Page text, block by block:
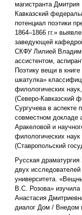
магистранта
Кавказский
потенциал поэтики
1864–1866 гг.»
заведующей
СКФУ Лилией
ассистентом,
Поэтику вещи в
шкатулка»
филологических
(Северо-Кавказский
Сургучева в аспекте
совместном докладе
Аракеловой и
филологических
(Ставропольский
Русская
двух
университета.
В.С. Розова»
Анастасия
диалог Дом / Внедом